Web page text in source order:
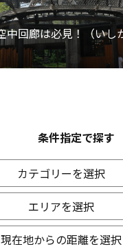
条件指定で探す
カテゴリーを選択
エリアを選択
現在地からの距離を選択